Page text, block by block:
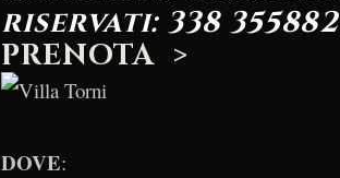
riservati: 338
PRENOTA >
DOVE: